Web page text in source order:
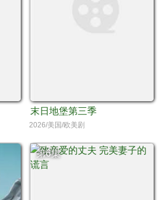
末日地堡第三季
2026/美国/欧美剧
第6集